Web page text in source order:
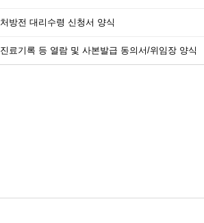
처방전 대리수령 신청서 양식
진료기록 등 열람 및 사본발급 동의서/위임장 양식